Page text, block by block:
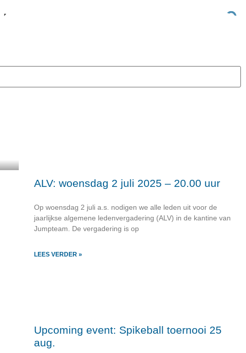
Nieuws
ALV: woensdag 2 juli 2025 – 20.00 uur
Op woensdag 2 juli a.s. nodigen we alle leden uit voor de
jaarlijkse algemene ledenvergadering (ALV) in de kantine van
Jumpteam. De vergadering is op
LEES VERDER »
Upcoming event: Spikeball toernooi 25
aug.